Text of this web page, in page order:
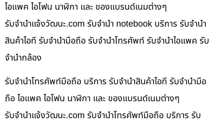
ไอแพค ไอโฟน นาฬิกา และ ของแบรนด์เนมต่างๆ
รับจํานําแจ้งวัฒนะ.com รับจำนำ notebook บริการ รับจำนำ
สินค้าไอที รับจำนำมือถือ รับจำนำโทรศัพท์ รับจำนำไอแพค รับ
จำนำกล้อง
รับจำนำโทรศัพท์มือถือ บริการ รับจำนำสินค้าไอที รับจำนำมือ
ถือ ไอแพค ไอโฟน นาฬิกา และ ของแบรนด์เนมต่างๆ
รับจํานําแจ้งวัฒนะ.com รับจำนำโทรศัพท์มือถือ บริการ รับ